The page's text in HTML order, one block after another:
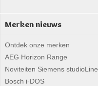
Merken nieuws
Ontdek onze merken
AEG Horizon Range
Noviteiten Siemens studioLine
Bosch i-DOS